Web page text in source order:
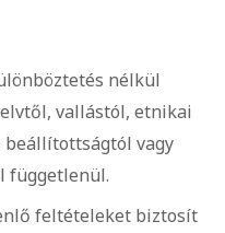
nélkül
vallástól, etnikai
beállítottságtól vagy
függetlenül.
feltételeket biztosít